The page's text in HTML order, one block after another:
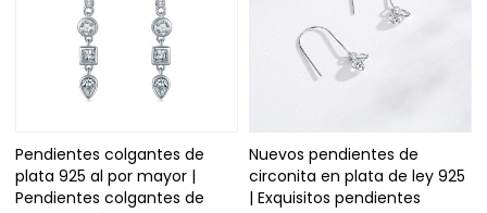
Pendientes colgantes de
plata 925 al por mayor |
Pendientes colgantes de
Nuevos pendientes de
circonita en plata de ley 925
| Exquisitos pendientes